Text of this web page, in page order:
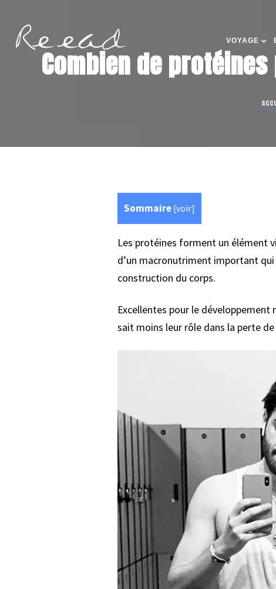
VOYAGE
Combien de
Sommaire [voir]
Les protéines forment un élément
d’un macronutriment important qui
construction du corps.
Excellentes pour le développement
sait moins leur rôle dans la perte